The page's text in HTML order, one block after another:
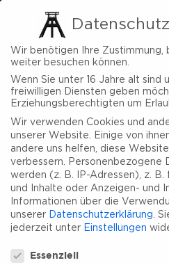
Wir benötigen Ihre Zustimmung,
weiter besuchen können.
Wenn Sie unter 16 Jahre alt sind
freiwilligen Diensten geben
Erziehungsberechtigten um
Wir verwenden Cookies und
unserer Website. Einige von
andere uns helfen, diese
verbessern.
Personenbezogene
werden (z. B. IP-Adressen), z.
und Inhalte oder Anzeigen- und
Informationen über die
unserer
Datenschutzerklärung
jederzeit unter Einstellungen
Essenziell